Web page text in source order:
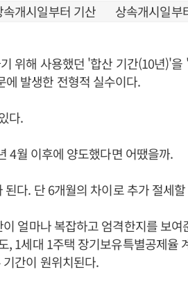
속개시일부터 기산 상속개시일부
위해 사용했던 '합산 기간(10년)'
발생한 전형적 실수이다.
다.
4월 이후에 양도했다면 어땠을까.
다. 단 6개월의 차이로 추가 절세
얼마나 복잡하고 엄격한지를 보여
, 1세대 1주택 장기보유특별공제율
간이 원위치된다.